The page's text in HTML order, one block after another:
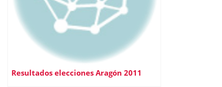
Resultados elecciones Aragón 2011